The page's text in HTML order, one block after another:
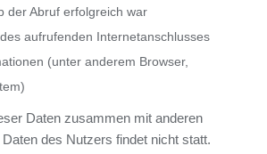
der Abruf erfolgreich war
aufrufenden Internetanschlusses
(unter anderem Browser,
Daten zusammen mit anderen
des Nutzers findet nicht statt.